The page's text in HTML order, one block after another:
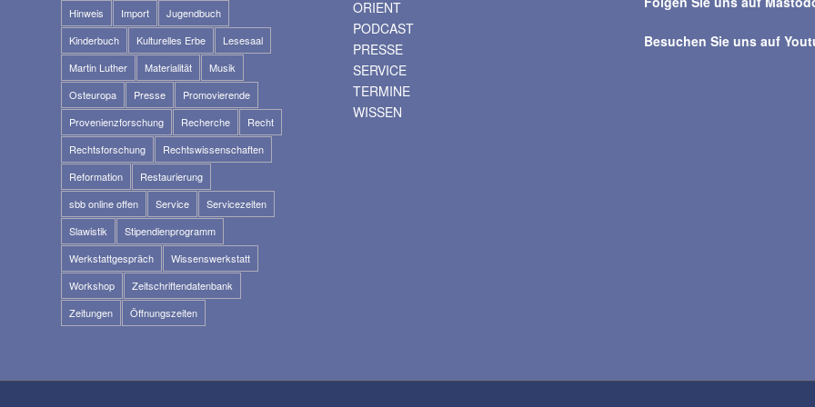
Hinweis
Import
Jugendbuch
Kinderbuch
Kulturelles Erbe
Lesesaal
Martin Luther
Materialität
Musik
Osteuropa
Presse
Promovierende
Provenienzforschung
Recherche
Recht
Rechtsforschung
Rechtswissenschaften
Reformation
Restaurierung
sbb online offen
Service
Servicezeiten
Slawistik
Stipendienprogramm
Werkstattgespräch
Wissenswerkstatt
Workshop
Zeitschriftendatenbank
Zeitungen
Öffnungszeiten
ORIENT
PODCAST
PRESSE
SERVICE
TERMINE
WISSEN
Besuchen Sie uns auf